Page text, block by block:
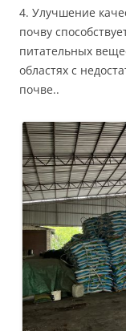
4. Улучшение
почву
питательных
областях с
почве..